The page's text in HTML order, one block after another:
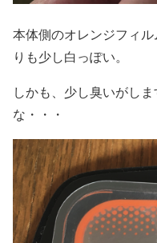
本体側のオレンジフィ
りも少し白っぽい。
しかも、少し臭いがし
な・・・